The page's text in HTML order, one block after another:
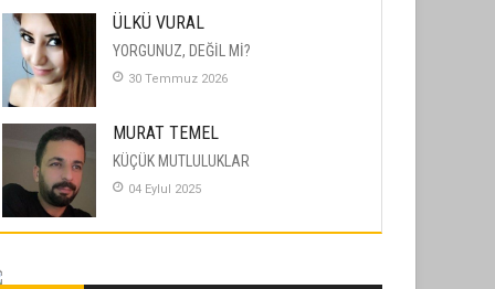
ÜLKÜ VURAL
YORGUNUZ, DEĞİL Mİ?
30 Temmuz 2026
MURAT TEMEL
KÜÇÜK MUTLULUKLAR
04 Eylul 2025